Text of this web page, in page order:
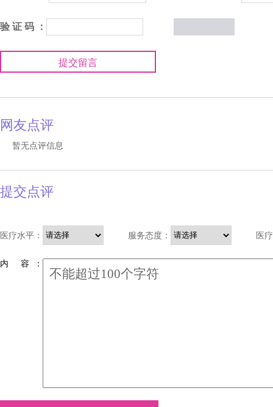
验 证 码 ：
提交留言
网友点评
暂无点评信息
提交点评
医疗水平： 服务态度： 医
内 容 ：